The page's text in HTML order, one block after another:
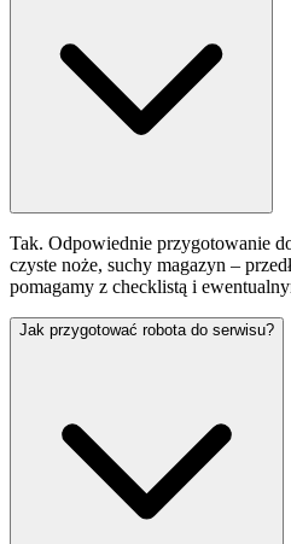
Tak. Odpowiednie przygotowanie
czyste noże, suchy magazyn –
pomagamy z checklistą i
Jak przygotować robota do serwisu?